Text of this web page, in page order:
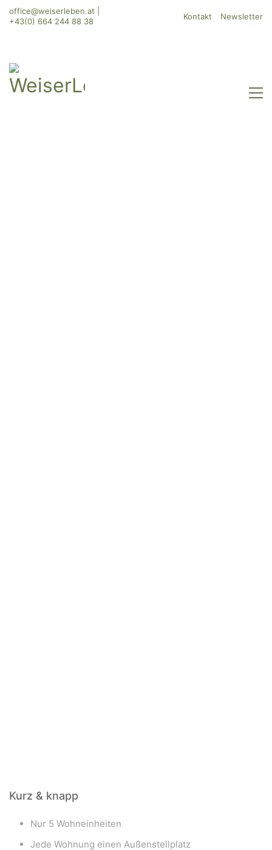
office@weiserleben.at
+43(0) 664 244 88 38
Kontakt Newsletter
Kurz & knapp
Nur 5 Wohneinheiten
Jede Wohnung einen Außenstellplatz